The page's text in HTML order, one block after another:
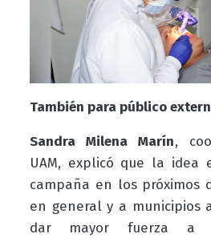
También para público
Sandra Milena Marín,
UAM, explicó que la idea
campaña en los próximos
en general y a municipios
dar mayor fuerza a